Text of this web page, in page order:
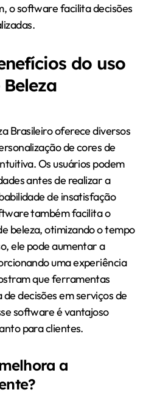
o software facilita decisões
do uso
Brasileiro oferece diversos
de cores de
Os usuários podem
antes de realizar a
de insatisfação
também facilita o
beleza, otimizando o tempo
ele pode aumentar a
uma experiência
que ferramentas
decisões em serviços de
software é vantajoso
para clientes.
a